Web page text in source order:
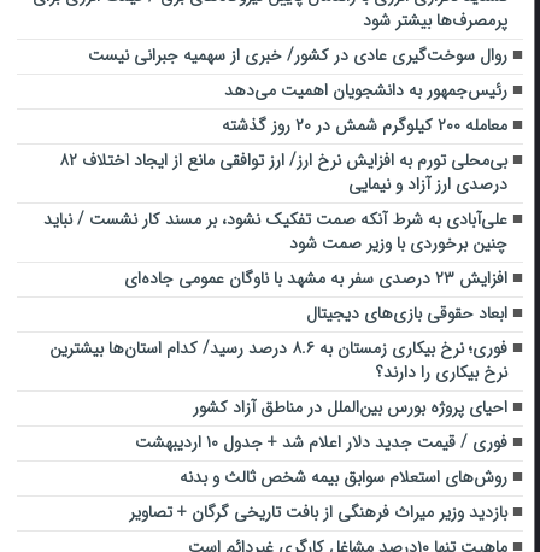
پرمصرف‌ها بیشتر شود
روال سوخت‌گیری عادی در کشور/ خبری از سهمیه جبرانی نیست
رئیس‌جمهور به دانشجویان اهمیت می‌دهد
معامله ۲۰۰ کیلوگرم شمش در ۲۰ روز گذشته
بی‌محلی تورم به افزایش نرخ ارز/ ارز توافقی مانع از ایجاد اختلاف ۸۲
درصدی ارز آزاد و نیمایی
علی‌آبادی به شرط آنکه صمت تفکیک نشود، بر مسند کار نشست / نباید
چنین برخوردی با وزیر صمت شود
افزایش ۲۳ درصدی سفر به مشهد با ناوگان عمومی جاده‌ای
ابعاد حقوقی بازی‌های دیجیتال
فوری؛ ️نرخ بیکاری زمستان به ۸.۶ درصد رسید/ کدام استان‌ها بیشترین
نرخ بیکاری را دارند؟
احیای پروژه بورس بین‌الملل در مناطق آزاد کشور
فوری / قیمت جدید دلار اعلام شد + جدول ۱۰ اردیبهشت
روش‌های استعلام سوابق بیمه شخص ثالث و بدنه
بازدید وزیر میراث فرهنگی از بافت تاریخی گرگان + تصاویر